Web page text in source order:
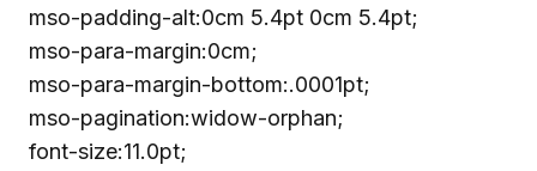
mso-padding-alt:0cm 5.4pt 0cm 5.4pt;
mso-para-margin:0cm;
mso-para-margin-bottom:.0001pt;
mso-pagination:widow-orphan;
font-size:11.0pt;